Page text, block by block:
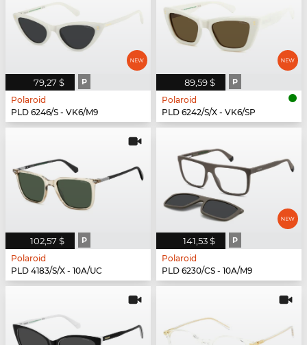
79,27 $ P
Polaroid
PLD 6246/S - VK6/M9
89,59 $ P
Polaroid
PLD 6242/S/X - VK6/SP
102,57 $ P
Polaroid
PLD 4183/S/X - 10A/UC
141,53 $ P
Polaroid
PLD 6230/CS - 10A/M9